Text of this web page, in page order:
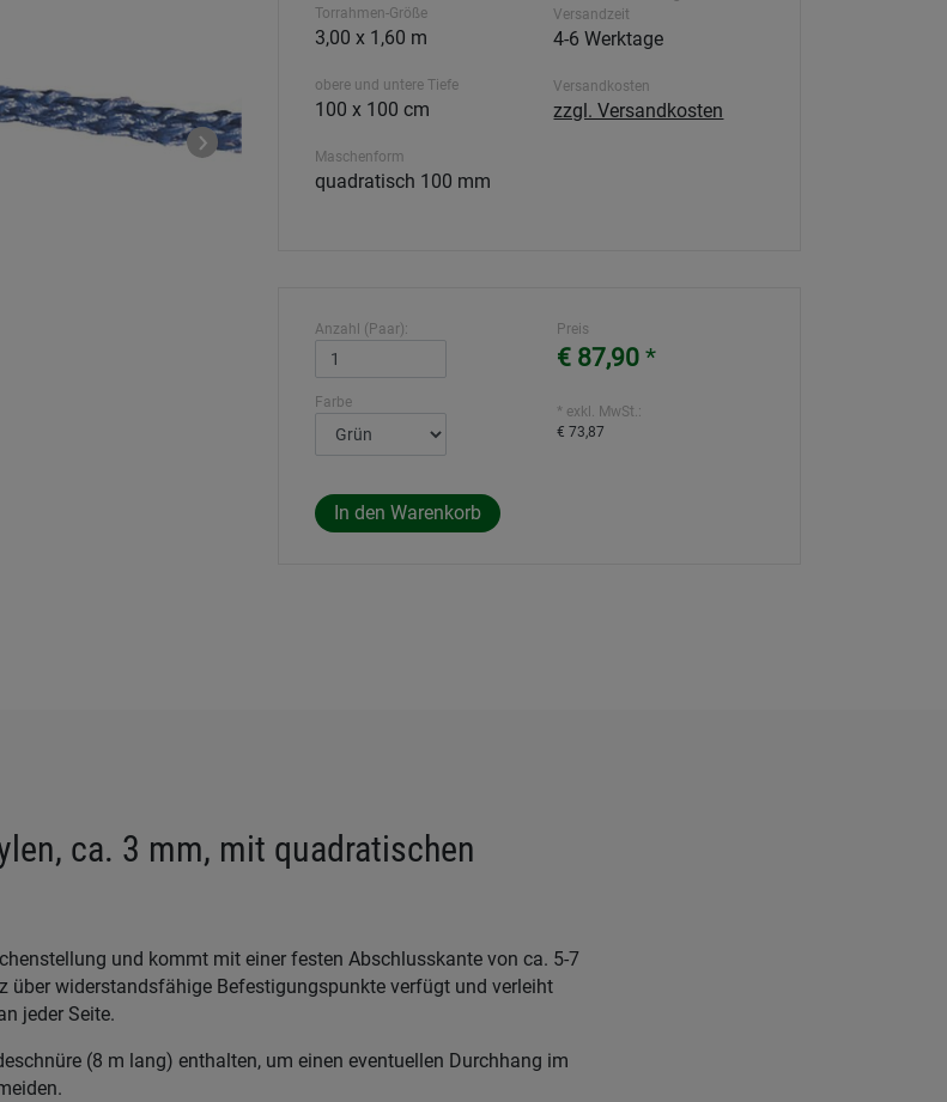
Torrahmen-Größe
3,00 x 1,60 m
obere und untere Tiefe
100 x 100 cm
Maschenform
quadratisch 100 mm
Versandzeit
4-6 Werktage
Versandkosten
zzgl. Versandkosten
Anzahl (Paar):
Farbe
Preis
€ 87,90 *
* exkl. MwSt.:
€ 73,87
ca. 3 mm, mit quadratischen
und kommt mit einer festen Abschlusskante von ca. 5-7
über widerstandsfähige Befestigungspunkte verfügt und verleiht
jeder Seite.
(8 m lang) enthalten, um einen eventuellen Durchhang im